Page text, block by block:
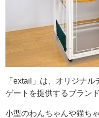
「extail」は、オリジナ
ゲートを提供するブランド
小型のわんちゃんや猫ち